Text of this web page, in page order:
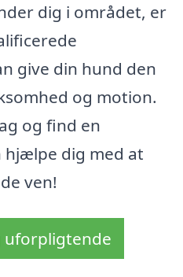
dig i området, er
give din hund den
og motion.
og find en
hjælpe dig med at
ven!
uforpligtende